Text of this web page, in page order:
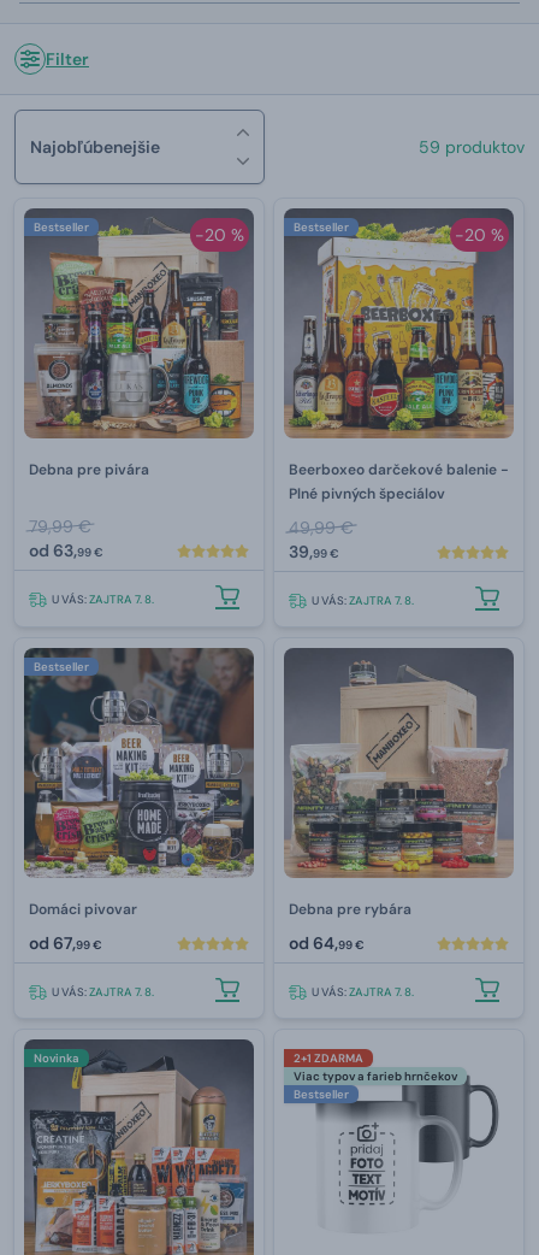
Filter
Najobľúbenejšie 59 produktov
-20 %
Bestseller
Debna pre pivára
79,99 €
od 63,99 €
U VÁS:ZAJTRA 7. 8.
-20 %
Bestseller
Beerboxeo darčekové balenie -
Plné pivných špeciálov
49,99 €
39,99 €
U VÁS:ZAJTRA 7. 8.
Bestseller
Domáci pivovar
od 67,99 €
U VÁS:ZAJTRA 7. 8.
Debna pre rybára
od 64,99 €
U VÁS:ZAJTRA 7. 8.
Novinka
2+1 ZDARMA
Viac typov a farieb hrnčekov
Bestseller